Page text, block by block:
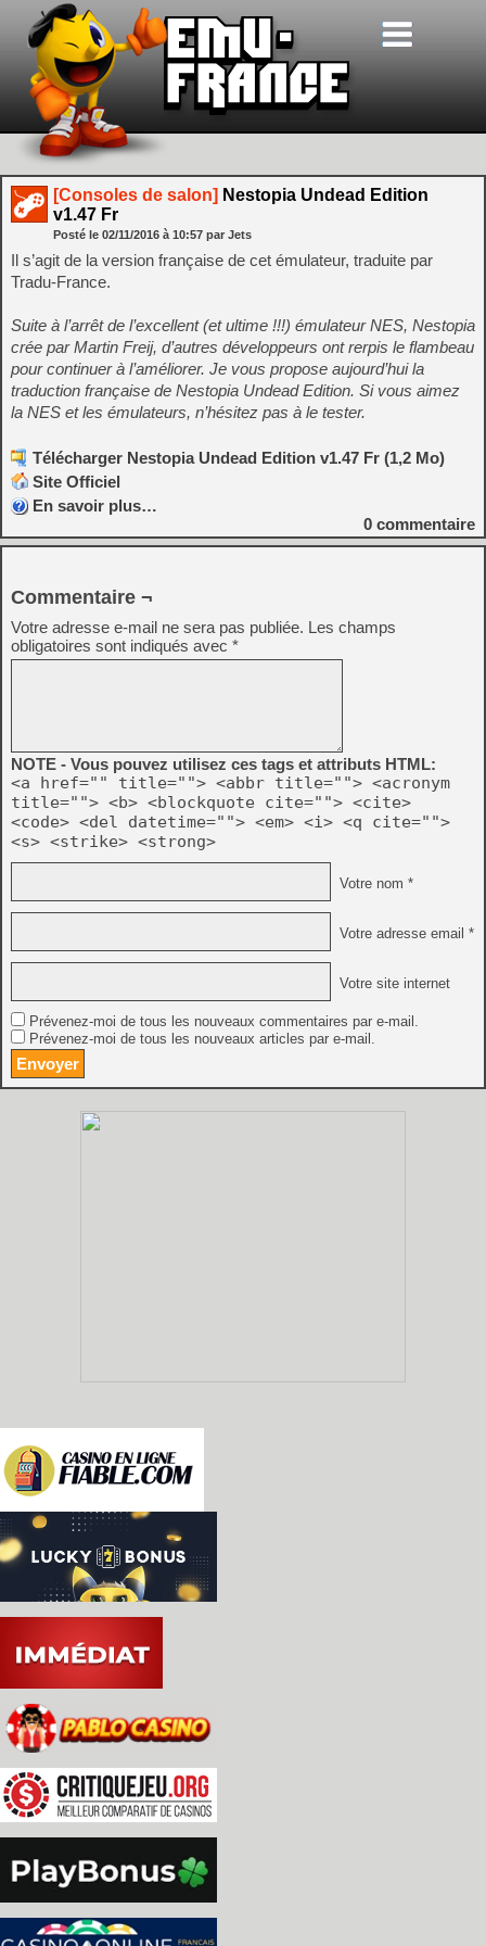
[Consoles de salon] Nestopia Undead Edition
v1.47 Fr
Posté le 02/11/2016 à 10:57 par Jets
Il s’agit de la version française de cet émulateur, traduite par
Tradu-France.
Suite à l’arrêt de l’excellent (et ultime !!!) émulateur NES, Nestopia
crée par Martin Freij, d’autres développeurs ont rerpis le flambeau
pour continuer à l’améliorer. Je vous propose aujourd’hui la
traduction française de Nestopia Undead Edition. Si vous aimez
la NES et les émulateurs, n’hésitez pas à le tester.
Télécharger Nestopia Undead Edition v1.47 Fr (1,2 Mo)
Site Officiel
En savoir plus…
0 commentaire
Commentaire ¬
Votre adresse e-mail ne sera pas publiée. Les champs
obligatoires sont indiqués avec *
NOTE - Vous pouvez utilisez ces tags et attributs HTML:
<a href="" title=""> <abbr title=""> <acronym
title=""> <b> <blockquote cite=""> <cite>
<code> <del datetime=""> <em> <i> <q cite="">
<s> <strike> <strong>
Votre nom *
Votre adresse email *
Votre site internet
Prévenez-moi de tous les nouveaux commentaires par e-mail.
Prévenez-moi de tous les nouveaux articles par e-mail.